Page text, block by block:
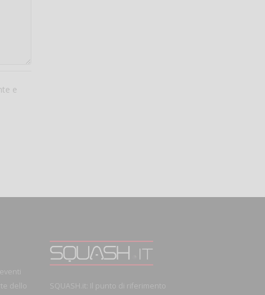
e
dello
SQUASH.it: Il punto di riferimento